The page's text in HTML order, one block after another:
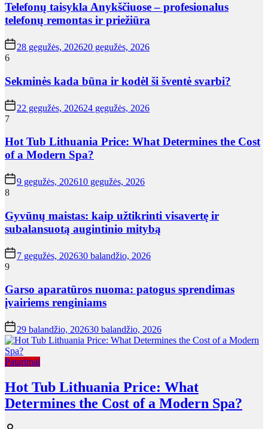
Telefonų taisykla Anykščiuose – profesionalus
telefonų remontas ir priežiūra
28 gegužės, 202620 gegužės, 2026
6
Sekminės kada būna ir kodėl ši šventė svarbi?
22 gegužės, 202624 gegužės, 2026
7
Hot Tub Lithuania Price: What Determines the Cost
of a Modern Spa?
9 gegužės, 202610 gegužės, 2026
8
Gyvūnų maistas: kaip užtikrinti visavertę ir
subalansuotą augintinio mitybą
7 gegužės, 202630 balandžio, 2026
9
Garso aparatūros nuoma: patogus sprendimas
įvairiems renginiams
29 balandžio, 202630 balandžio, 2026
Patarimai
Hot Tub Lithuania Price: What
Determines the Cost of a Modern Spa?